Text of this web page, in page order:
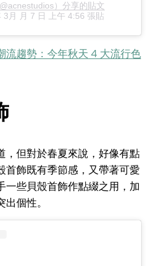
）分享的貼文
3月 月 7 日 上午 4:56 張貼
流趨勢：今年秋天 4 大流行色
，但對於春夏來說，好像有點
首飾既有季節感，又帶著可愛
一些貝殼首飾作點綴之用，加
出個性。